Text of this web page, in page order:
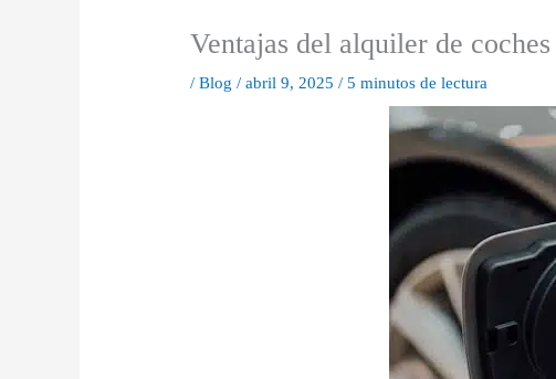
Ventajas del alquiler de
/Blog /abril 9, 2025/5 minutos de lectura